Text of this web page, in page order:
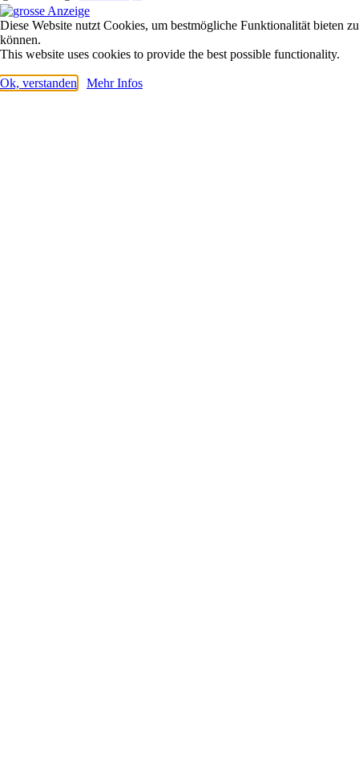
Diese Website nutzt Cookies, um bestmögliche Funktionalität bieten zu
können.
This website uses cookies to provide the best possible functionality.
Ok, verstanden Mehr Infos